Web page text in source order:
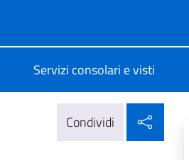
Servizi consolari e visti
Condividi